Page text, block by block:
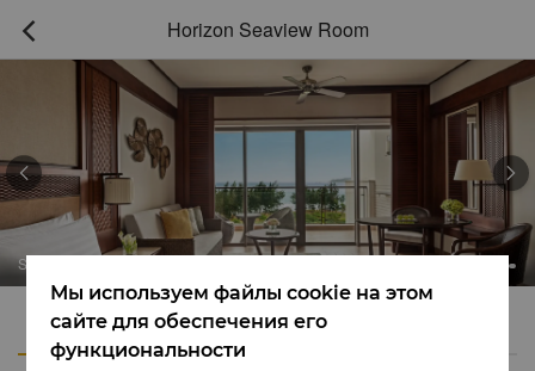
 Horizon Seaview Room
Shangri-La Sanya
 
Характеристики
Мы используем файлы cookie на этом
сайте для обеспечения его
функциональности